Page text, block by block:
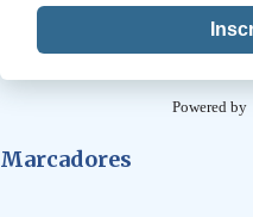
Powered by
Marcadores